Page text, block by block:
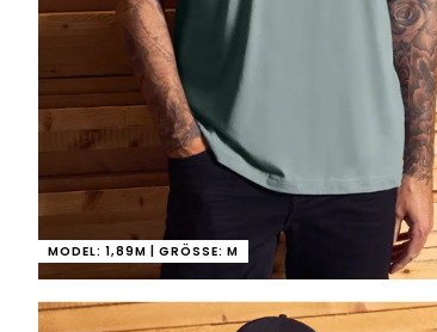
MODEL: 1,89M | GRÖSSE: M